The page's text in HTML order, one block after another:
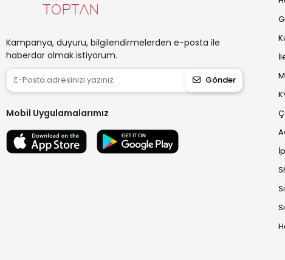
Kampanya, duyuru, bilgilendirmelerden e-posta ile
haberdar olmak istiyorum.
Gönder
Mobil Uygulamalarımız